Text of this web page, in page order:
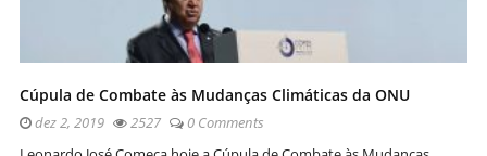
Cúpula de Combate às Mudanças Climáticas da ONU
dez 2, 2019 2527
0 Comments